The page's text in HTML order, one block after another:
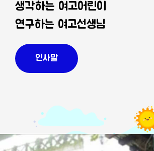
생각하는 여고어린이
연구하는 여고선생님
인사말